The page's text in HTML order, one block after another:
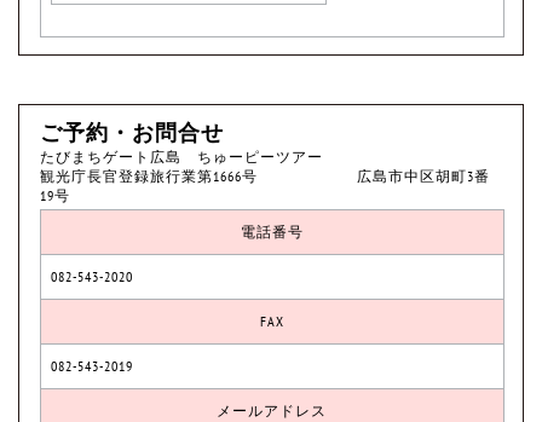
ご予約・お問合せ
たびまちゲート広島 ちゅーピーツアー
観光庁長官登録旅行業第1666号 広島市中区胡町3番
19号
電話番号
082-543-2020
FAX
082-543-2019
メールアドレス